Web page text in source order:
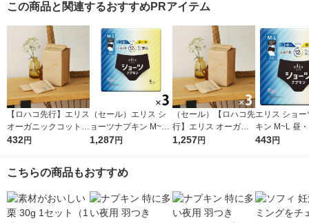
この商品と関連するおすすめPRアイテム
【ロハコ先行】エリス
オーガニックコットン
羽つき 21cm 多い昼〜
チュラルシリーズ 生
432円
（セール）エリス シ
ョーツナプキン M~L
昼・夜 長時間用 ブラ
王製紙
1,287円
（セール）【ロハコ先
行】エリス オーガニ
ックコットン 羽つき
用品
1,257円
エリス ショ
キン M~L 昼
間用 ブラック
443円
こちらの商品もおすすめ